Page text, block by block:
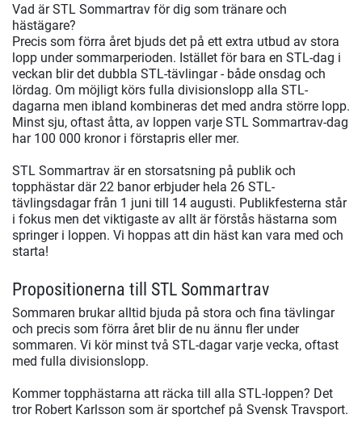
Vad är STL Sommartrav för dig som tränare och
hästägare?
Precis som förra året bjuds det på ett extra utbud av stora
lopp under sommarperioden. Istället för bara en STL-dag i
veckan blir det dubbla STL-tävlingar - både onsdag och
lördag. Om möjligt körs fulla divisionslopp alla STL-
dagarna men ibland kombineras det med andra större lopp.
Minst sju, oftast åtta, av loppen varje STL Sommartrav-dag
har 100 000 kronor i förstapris eller mer.
STL Sommartrav är en storsatsning på publik och
topphästar där 22 banor erbjuder hela 26 STL-
tävlingsdagar från 1 juni till 14 augusti. Publikfesterna står
i fokus men det viktigaste av allt är förstås hästarna som
springer i loppen. Vi hoppas att din häst kan vara med och
starta!
Propositionerna till STL Sommartrav
Sommaren brukar alltid bjuda på stora och fina tävlingar
och precis som förra året blir de nu ännu fler under
sommaren. Vi kör minst två STL-dagar varje vecka, oftast
med fulla divisionslopp.
Kommer topphästarna att räcka till alla STL-loppen? Det
tror Robert Karlsson som är sportchef på Svensk Travsport.